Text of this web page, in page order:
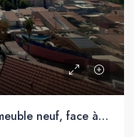
Joli 4 pièces à vendre dans un immeuble neuf, face à la mer, Eilat